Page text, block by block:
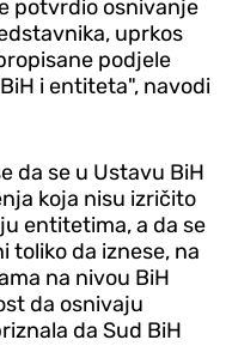
potvrdio osnivanje
uprkos
pod‌jele
i entiteta", navodi
da se u Ustavu BiH
koja nisu izričito
entitetima, a da se
toliko da iznese, na
na nivou BiH
da osnivaju
da Sud BiH